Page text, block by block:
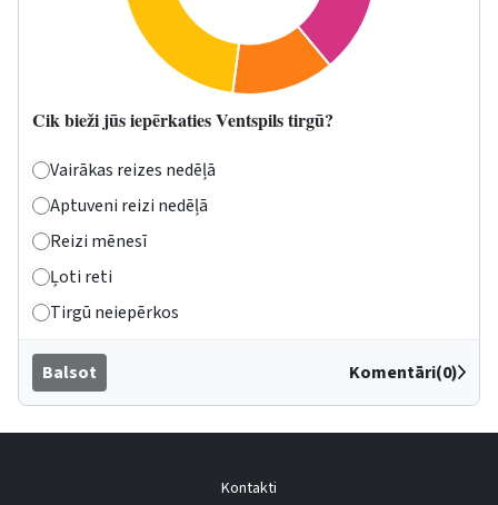
Cik bieži jūs iepērkaties Ventspils tirgū?
Vairākas reizes nedēļā
Aptuveni reizi nedēļā
Reizi mēnesī
Ļoti reti
Tirgū neiepērkos
Balsot Komentāri(0)
Kontakti